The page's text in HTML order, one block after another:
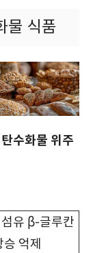
물 식품
수화물 위주
유 β-글루칸
억제